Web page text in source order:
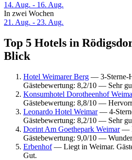
14. Aug. - 16. Aug.
In zwei Wochen
21. Aug. - 23. Aug.
Top 5 Hotels in
Blick
Hotel Weimarer Berg — 3-Sterne-
Gästebewertung: 8,2/10 — Sehr
Konsumhotel Dorotheenhof
Gästebewertung: 8,8/10 —
Leonardo Hotel Weimar— 4-
Gästebewertung: 8,2/10 — Sehr
Dorint Am Goethepark Weimar—
Gästebewertung: 9,0/10 —
Erbenhof— Liegt in Weimar.
Gut.